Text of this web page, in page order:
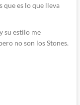
que es lo que lleva
su estilo me
no son los Stones.